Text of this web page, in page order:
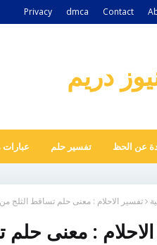
Contact
dmca
Privacy
دريم
عن الحظ تفسير حلم
تفسير الاحلام : معنى حلم تساقط الثلج
: معنى